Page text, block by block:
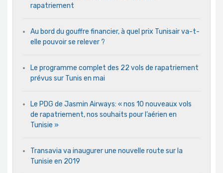
rapatriement
Au bord du gouffre financier, à quel prix Tunisair va-t-
elle pouvoir se relever ?
Le programme complet des 22 vols de rapatriement
prévus sur Tunis en mai
Le PDG de Jasmin Airways: « nos 10 nouveaux vols
de rapatriement, nos souhaits pour l’aérien en
Tunisie »
Transavia va inaugurer une nouvelle route sur la
Tunisie en 2019